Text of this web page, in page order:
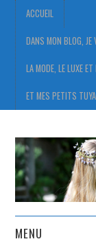
ACCUEIL
DANS MON BLOG, JE
LA MODE, LE LUXE
ET MES PETITS
MENU